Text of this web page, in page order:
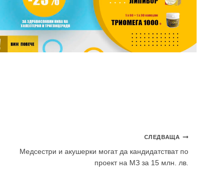
СЛЕДВАЩА
Медсестри и акушерки могат да кандидатстват по
проект на МЗ за 15 млн. лв.